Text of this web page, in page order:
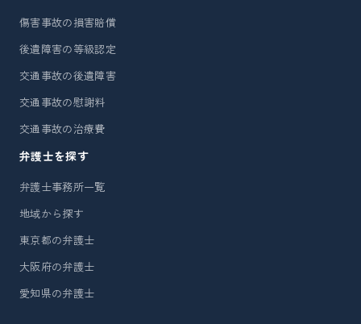
傷害事故の損害賠償
後遺障害の等級認定
交通事故の後遺障害
交通事故の慰謝料
交通事故の治療費
弁護士を探す
弁護士事務所一覧
地域から探す
東京都の弁護士
大阪府の弁護士
愛知県の弁護士